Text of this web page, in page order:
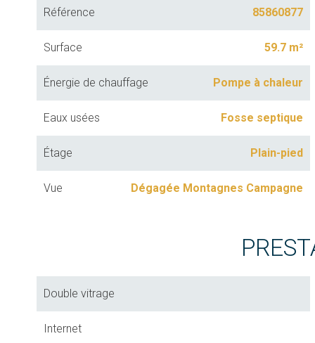
Référence 85860877
Surface 59.7 m²
Énergie de chauffage Pompe à chaleur
Eaux usées Fosse septique
Étage Plain-pied
Vue Dégagée Montagnes Campagne
Double vitrage
Internet